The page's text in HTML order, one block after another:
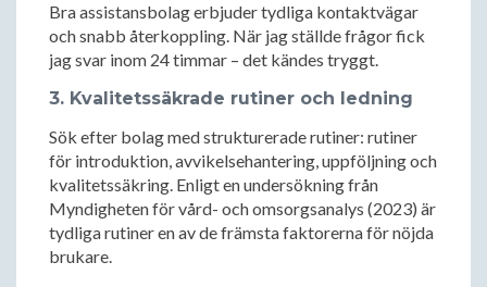
Bra assistansbolag erbjuder tydliga kontaktvägar
och snabb återkoppling. När jag ställde frågor fick
jag svar inom 24 timmar – det kändes tryggt.
3. Kvalitetssäkrade rutiner och ledning
Sök efter bolag med strukturerade rutiner: rutiner
för introduktion, avvikelsehantering, uppföljning och
kvalitetssäkring. Enligt en undersökning från
Myndigheten för vård- och omsorgsanalys (2023) är
tydliga rutiner en av de främsta faktorerna för nöjda
brukare.